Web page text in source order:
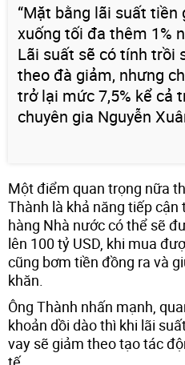
“Mặt bằng lãi suất
xuống tối đa thêm 1%
Lãi suất sẽ có tính trồi
theo đà giảm, nhưng
trở lại mức 7,5% kể cả
chuyên gia Nguyễn
Một điểm quan trọng nữa
Thành là khả năng tiếp cận
hàng Nhà nước có thể sẽ
lên 100 tỷ USD, khi mua
cũng bơm tiền đồng ra và
khăn.
Ông Thành nhấn mạnh,
khoản dồi dào thì khi lãi
vay sẽ giảm theo tạo tác